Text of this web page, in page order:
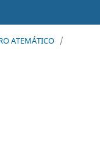
ATEMÁTICO /